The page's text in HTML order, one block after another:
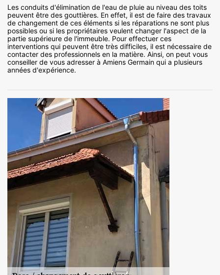
Les conduits d'élimination de l'eau de pluie au niveau des toits
peuvent être des gouttières. En effet, il est de faire des travaux
de changement de ces éléments si les réparations ne sont plus
possibles ou si les propriétaires veulent changer l'aspect de la
partie supérieure de l'immeuble. Pour effectuer ces
interventions qui peuvent être très difficiles, il est nécessaire de
contacter des professionnels en la matière. Ainsi, on peut vous
conseiller de vous adresser à Amiens Germain qui a plusieurs
années d'expérience.